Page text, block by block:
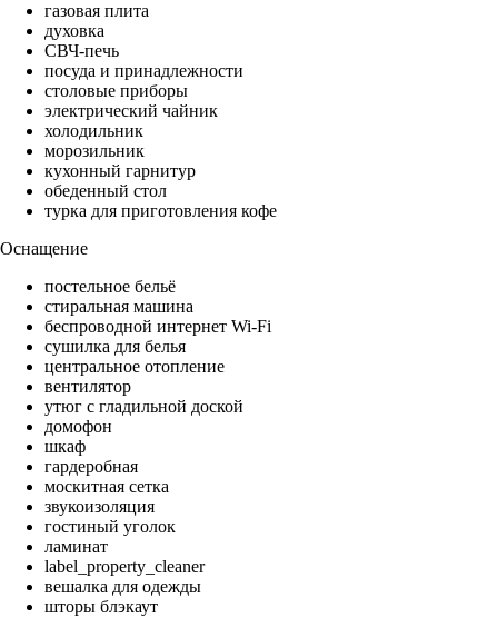
газовая плита
духовка
СВЧ-печь
посуда и принадлежности
столовые приборы
электрический чайник
холодильник
морозильник
кухонный гарнитур
обеденный стол
турка для приготовления кофе
Оснащение
постельное бельё
стиральная машина
беспроводной интернет Wi-Fi
сушилка для белья
центральное отопление
вентилятор
утюг с гладильной доской
домофон
шкаф
гардеробная
москитная сетка
звукоизоляция
гостиный уголок
ламинат
label_property_cleaner
вешалка для одежды
шторы блэкаут